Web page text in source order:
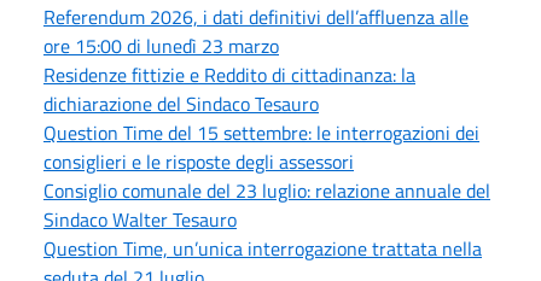
Referendum 2026, i dati definitivi dell’affluenza alle
ore 15:00 di lunedì 23 marzo
Residenze fittizie e Reddito di cittadinanza: la
dichiarazione del Sindaco Tesauro
Question Time del 15 settembre: le interrogazioni dei
consiglieri e le risposte degli assessori
Consiglio comunale del 23 luglio: relazione annuale del
Sindaco Walter Tesauro
Question Time, un’unica interrogazione trattata nella